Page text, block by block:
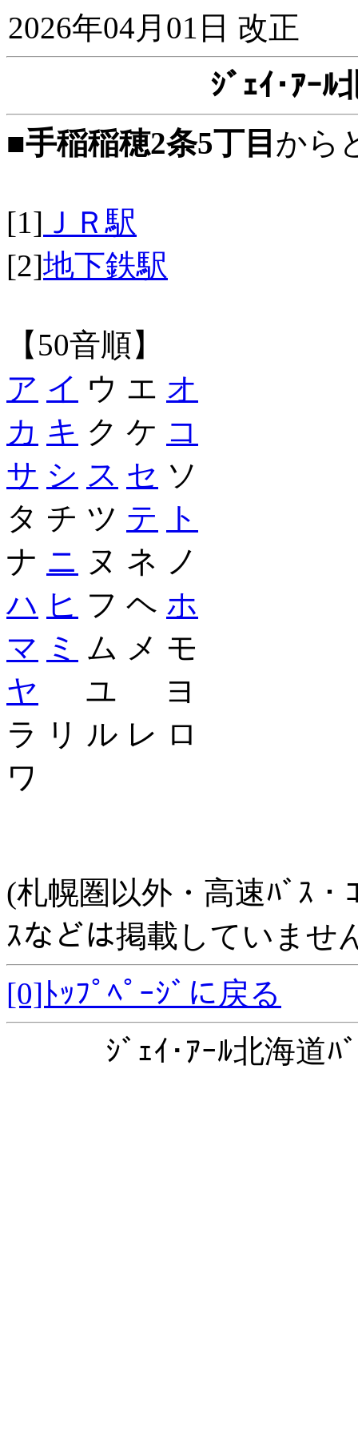
2026年04月01日 改正
ｼﾞｪｲ･ｱｰﾙ
■手稲稲穂2条5丁目 から
[1] ＪＲ駅
[2]地下鉄駅
【50音順】
ア イ ウ エ オ
カ キ ク ケ コ
サ シ ス セ ソ
タ チ ツ テ
ト
ナ ニ ヌ ネ ノ
ハ ヒ フ ヘ ホ
マ ミ ム メ モ
ヤ ユ ヨ
ラ リ ル レ ロ
ワ
(札幌圏以外・高速ﾊﾞｽ・
ｽなどは掲載していませ
[0]ﾄｯﾌﾟﾍﾟｰｼﾞに戻る
ｼﾞｪｲ･ｱｰﾙ北海道